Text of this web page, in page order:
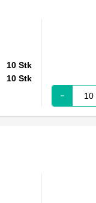
10 Stk
10 Stk